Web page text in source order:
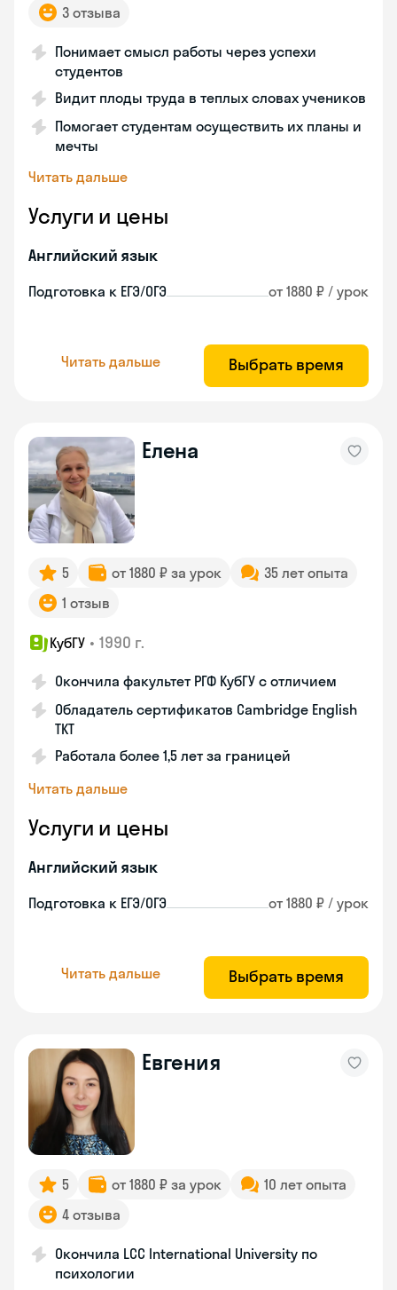
3 отзыва
Понимает смысл работы через успехи
студентов
Видит плоды труда в теплых словах учеников
Помогает студентам осуществить их планы и
мечты
Читать дальше
Услуги и цены
Английский язык
Подготовка к ЕГЭ/ОГЭ от 1880 ₽ / урок
Читать дальше Выбрать время
Елена
5 от 1880 ₽ за урок
35 лет опыта
1 отзыв
КубГУ • 1990 г.
Окончила факультет РГФ КубГУ с отличием
Обладатель сертификатов Cambridge English
TKT
Работала более 1,5 лет за границей
Читать дальше
Услуги и цены
Английский язык
Подготовка к ЕГЭ/ОГЭ от 1880 ₽ / урок
Читать дальше Выбрать время
Евгения
5 от 1880 ₽ за урок
10 лет опыта
4 отзыва
Окончила LCC International University по
психологии